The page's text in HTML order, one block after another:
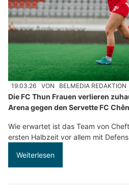
19.03.26 VON BELMEDIA REDAKTION
Die FC Thun Frauen verlieren
Arena gegen den Servette FC
Wie erwartet ist das Team von
ersten Halbzeit vor allem mit
Weiterlesen